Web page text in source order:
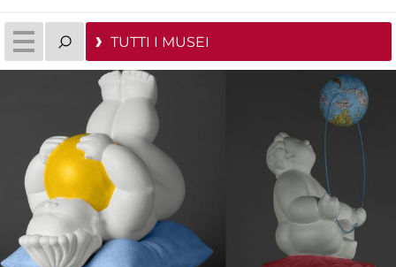
TUTTI I MUSEI